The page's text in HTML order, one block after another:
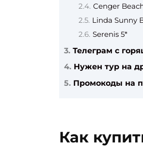
Cenger
Linda Sunny
Serenis 5*
Телеграм с
Нужен тур на
Промокоды на
Как